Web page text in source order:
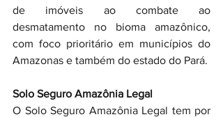
de imóveis ao combate ao
desmatamento no bioma amazônico,
com foco prioritário em municípios do
Amazonas e também do estado do Pará.
Solo Seguro Amazônia Legal
O Solo Seguro Amazônia Legal tem por